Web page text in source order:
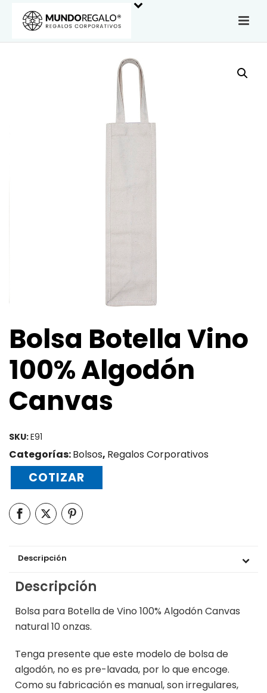
Bolsa Botella Vino
100% Algodón
Canvas
SKU:E91
Categorías:Bolsos, Regalos Corporativos
COTIZAR
Descripción
Descripción
Bolsa para Botella de Vino 100% Algodón Canvas
natural 10 onzas.
Tenga presente que este modelo de bolsa de
algodón, no es pre-lavada, por lo que encoge.
Como su fabricación es manual, son irregulares,